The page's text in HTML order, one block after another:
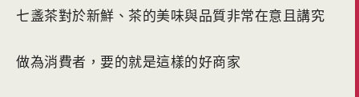
七盞茶對於新鮮、茶的美味與品質非常在意且講究
做為消費者，要的就是這樣的好商家